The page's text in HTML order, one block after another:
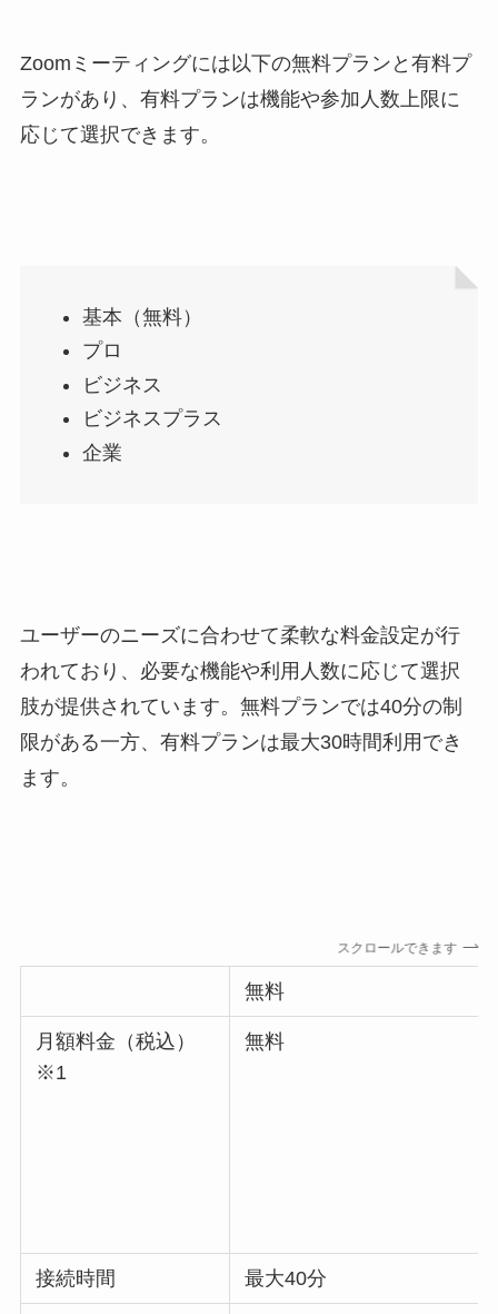
Zoomミーティングには以下の無料プランと有料プ
ランがあり、有料プランは機能や参加人数上限に
応じて選択できます。
基本（無料）
プロ
ビジネス
ビジネスプラス
企業
ユーザーのニーズに合わせて柔軟な料金設定が行
われており、必要な機能や利用人数に応じて選択
肢が提供されています。無料プランでは40分の制
限がある一方、有料プランは最大30時間利用でき
ます。
スクロールできます
無料
月額料金（税込）
※1
無料
接続時間 最大40分